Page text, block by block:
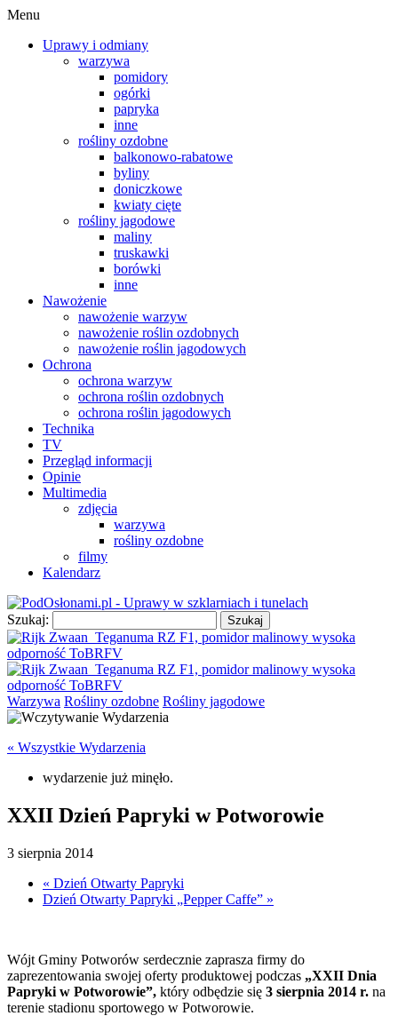
Menu
Uprawy i odmiany
warzywa
pomidory
ogórki
papryka
inne
rośliny ozdobne
balkonowo-rabatowe
byliny
doniczkowe
kwiaty cięte
rośliny jagodowe
maliny
truskawki
borówki
inne
Nawożenie
nawożenie warzyw
nawożenie roślin ozdobnych
nawożenie roślin jagodowych
Ochrona
ochrona warzyw
ochrona roślin ozdobnych
ochrona roślin jagodowych
Technika
TV
Przegląd informacji
Opinie
Multimedia
zdjęcia
warzywa
rośliny ozdobne
filmy
Kalendarz
Szukaj:
Warzywa Rośliny ozdobne Rośliny jagodowe
« Wszystkie Wydarzenia
wydarzenie już minęło.
XXII Dzień Papryki w Potworowie
3 sierpnia 2014
« Dzień Otwarty Papryki
Dzień Otwarty Papryki „Pepper Caffe” »
Wójt Gminy Potworów serdecznie zaprasza firmy do
zaprezentowania swojej oferty produktowej podczas „XXII Dnia
Papryki w Potworowie”, który odbędzie się 3 sierpnia 2014 r. na
terenie stadionu sportowego w Potworowie.